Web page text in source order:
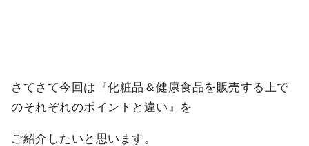
さてさて今回は『化粧品＆健康食品を販売する上で
のそれぞれのポイントと違い』を
ご紹介したいと思います。